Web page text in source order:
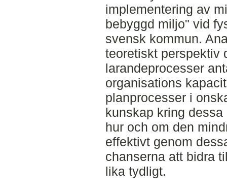
implementering av
bebyggd miljo" vid
svensk kommun.
teoretiskt perspektiv
larandeprocesser
organisations
planprocesser i
kunskap kring
hur och om den
effektivt genom
chanserna att bidra
lika tydligt.